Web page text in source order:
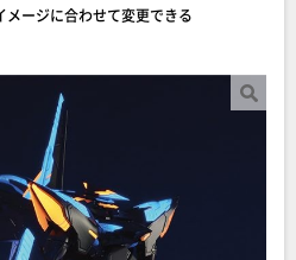
ージに合わせて変更できる